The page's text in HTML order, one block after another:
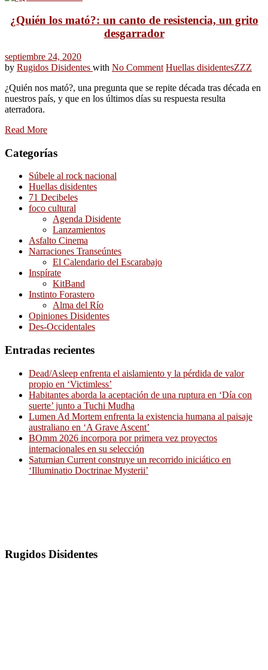
¿Quién los mató?: un canto de resistencia, un grito
desgarrador
septiembre 24, 2020
by Rugidos Disidentes with No Comment Huellas disidentesZZZ
¿Quién nos mató?, una pregunta que se repite década tras década en
nuestros país, y que en los últimos días su respuesta resulta
aterradora.
Read More
Categorías
Súbele al rock nacional
Huellas disidentes
71 Decibeles
foco cultural
Agenda Disidente
Lanzamientos
Asfalto Cinema
Narraciones Transeúntes
El Calendario del Escarabajo
Inspírate
KitBand
Instinto Forastero
Alma del Río
Opiniones Disidentes
Des-Occidentales
Entradas recientes
Dead/Asleep enfrenta el aislamiento y la pérdida de valor
propio en ‘Victimless’
Habitantes aborda la aceptación de una ruptura en ‘Día con
suerte’ junto a Tuchi Mudha
Lumen Ad Mortem enfrenta la existencia humana al paisaje
australiano en ‘A Grave Ascent’
BOmm 2026 incorpora por primera vez proyectos
internacionales en su selección
Saturnian Current construye un recorrido iniciático en
‘Illuminatio Doctrinae Mysterii’
Rugidos Disidentes